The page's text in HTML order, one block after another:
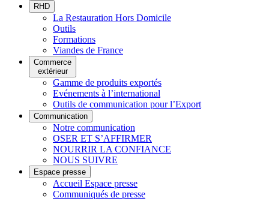
RHD
La Restauration Hors Domicile
Outils
Formations
Viandes de France
Commerce
extérieur
Gamme de produits exportés
Evénements à l’international
Outils de communication pour l’Export
Communication
Notre communication
OSER ET S’AFFIRMER
NOURRIR LA CONFIANCE
NOUS SUIVRE
Espace presse
Accueil Espace presse
Communiqués de presse